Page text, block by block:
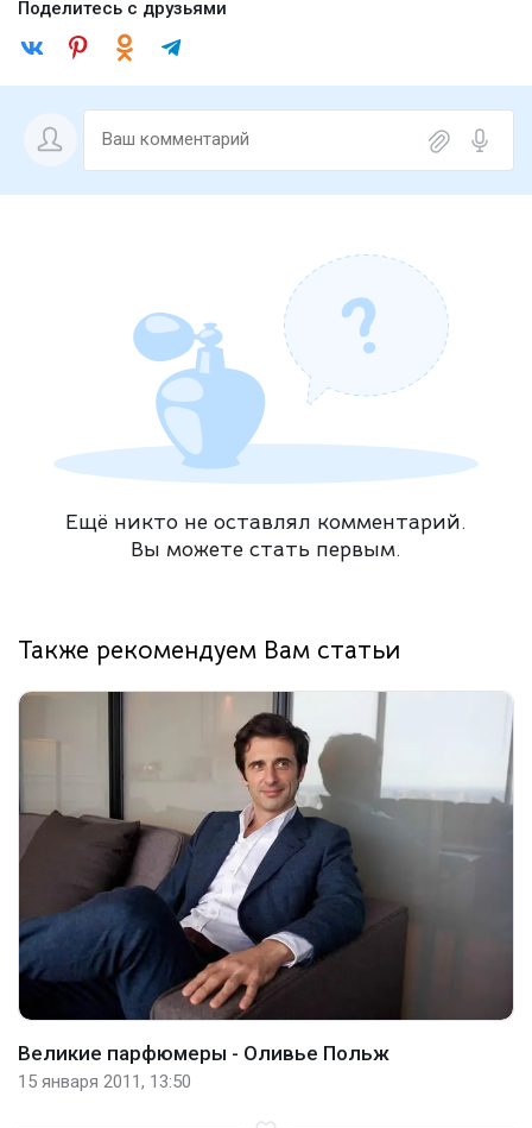
Поделитесь с друзьями
Ещё никто не оставлял комментарий.
Вы можете стать первым.
Также рекомендуем Вам статьи
Великие парфюмеры - Оливье Польж
15 января 2011, 13:50